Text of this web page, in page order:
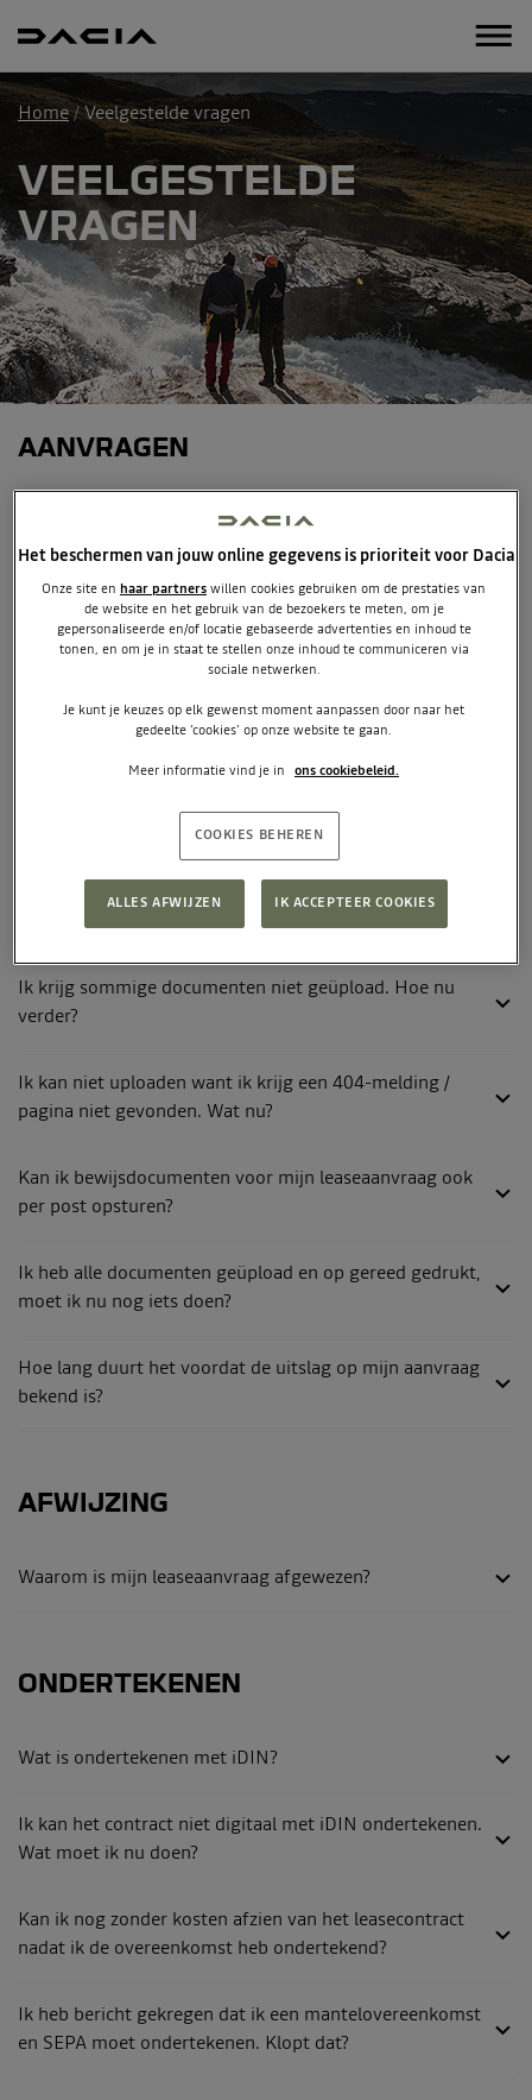
Home Veelgestelde vragen
VEELGESTELDE
VRAGEN
AANVRAGEN
Ik heb geen bevestiging van mijn aanvraag ontvangen in
mijn e-mail?
Waarom is mijn aanvraag geannuleerd?
wijzigen na het ondertekenen van het leasecontract?
UPLOADEN DOCUMENTEN
Welke documenten moet ik aanleveren voor een
Ik krijg sommige documenten niet geüpload. Hoe nu
verder?
Ik kan niet uploaden want ik krijg een 404-melding /
pagina niet gevonden. Wat nu?
Kan ik bewijsdocumenten voor mijn leaseaanvraag ook
per post opsturen?
Ik heb alle documenten geüpload en op gereed gedrukt,
moet ik nu nog iets doen?
Hoe lang duurt het voordat de uitslag op mijn aanvraag
bekend is?
AFWIJZING
Waarom is mijn leaseaanvraag afgewezen?
ONDERTEKENEN
Wat is ondertekenen met iDIN?
Ik kan het contract niet digitaal met iDIN ondertekenen.
Wat moet ik nu doen?
Kan ik nog zonder kosten afzien van het leasecontract
nadat ik de overeenkomst heb ondertekend?
Ik heb bericht gekregen dat ik een mantelovereenkomst
en SEPA moet ondertekenen. Klopt dat?
Het beschermen van jouw online gegevens is prioriteit voor Dacia
Onze site en haar partners willen cookies gebruiken om de prestaties van
de website en het gebruik van de bezoekers te meten, om je
gepersonaliseerde en/of locatie gebaseerde advertenties en inhoud te
tonen, en om je in staat te stellen onze inhoud te communiceren via
sociale netwerken.
Je kunt je keuzes op elk gewenst moment aanpassen door naar het
gedeelte ‘cookies’ op onze website te gaan.
Meer informatie vind je in ons cookiebeleid.
COOKIES BEHEREN
ALLES AFWIJZEN IK ACCEPTEER COOKIES